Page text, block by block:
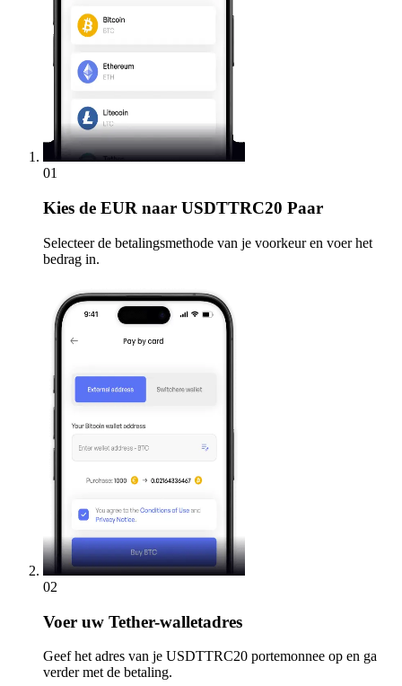
01
Kies de EUR naar USDTTRC20 Paar
Selecteer de betalingsmethode van je voorkeur en voer het
bedrag in.
02
Voer uw Tether-walletadres
Geef het adres van je USDTTRC20 portemonnee op en ga
verder met de betaling.